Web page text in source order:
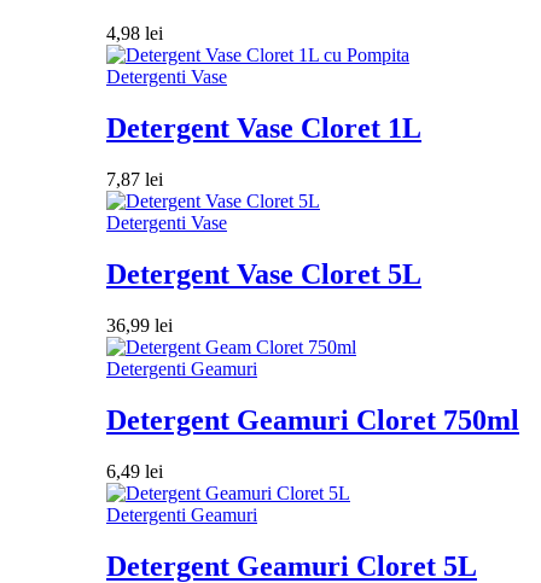
4,98 lei
Detergenti Vase
Detergent Vase Cloret 1L
7,87 lei
Detergenti Vase
Detergent Vase Cloret 5L
36,99 lei
Detergenti Geamuri
Detergent Geamuri Cloret 750ml
6,49 lei
Detergenti Geamuri
Detergent Geamuri Cloret 5L